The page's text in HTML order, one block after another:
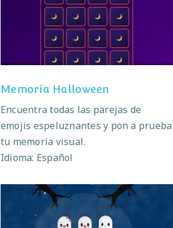
Memoria Halloween
Memoria Halloween
Encuentra todas las parejas de
emojis espeluznantes y pon a prueba
tu memoria visual.
Idioma: Español